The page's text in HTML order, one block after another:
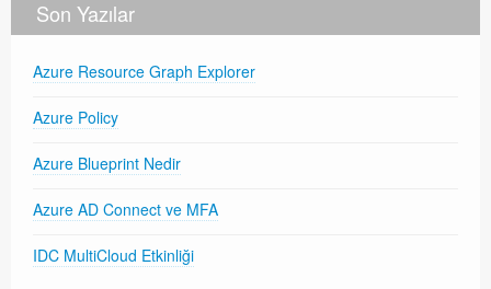
Son Yazılar
Azure Resource Graph Explorer
Azure Policy
Azure Blueprint Nedir
Azure AD Connect ve MFA
IDC MultiCloud Etkinliği